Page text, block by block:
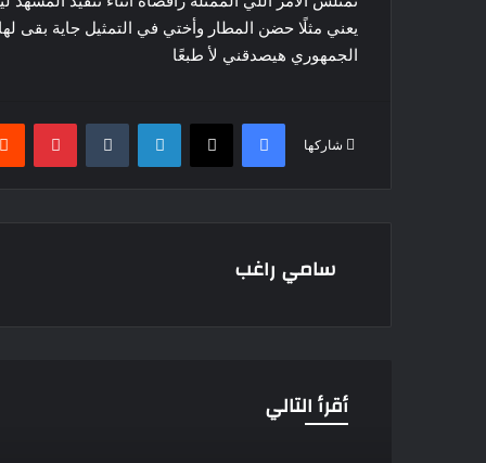
الجمهوري هيصدقني لأ طبعًا
شاركها
فيسبوك ‫X لينكدإن
سامي راغب
أقرأ التالي